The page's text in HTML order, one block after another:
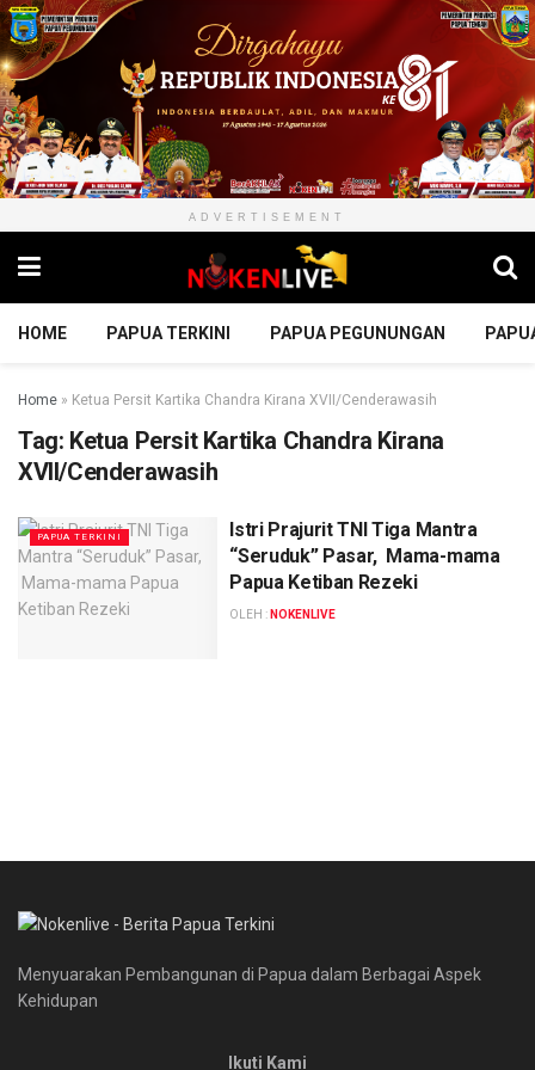
ADVERTISEMENT
HOME PAPUA TERKINI PAPUA PEGUNUNGAN
Home » Ketua Persit Kartika Chandra Kirana XVII/Cenderawasih
Tag: Ketua Persit Kartika Chandra Kirana
XVII/Cenderawasih
PAPUA TERKINI
Istri Prajurit TNI Tiga Mantra
“Seruduk” Pasar, Mama-mama
Papua Ketiban Rezeki
OLEH : NOKENLIVE
Menyuarakan Pembangunan di Papua dalam Berbagai Aspek
Kehidupan
Ikuti Kami